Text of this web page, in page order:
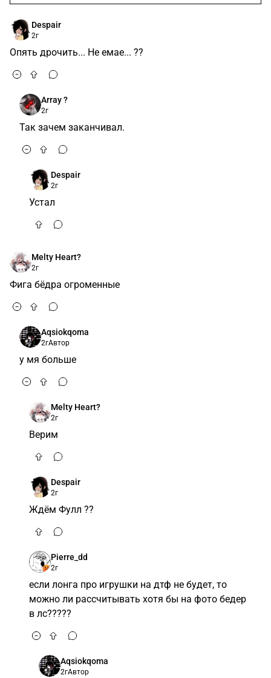
Despair
2г
Опять дрочить... Не емае... ??
Array ?
2г
Так зачем заканчивал.
Despair
2г
Устал
Melty Heart?
2г
Фига бёдра огроменные
Aqsiokqoma
2гАвтор
у мя больше
Melty Heart?
2г
Верим
Despair
2г
Ждём Фулл ??
Pierre_dd
2г
если лонга про игрушки на дтф не будет, то
можно ли рассчитывать хотя бы на фото бедер
в лс?????
Aqsiokqoma
2гАвтор